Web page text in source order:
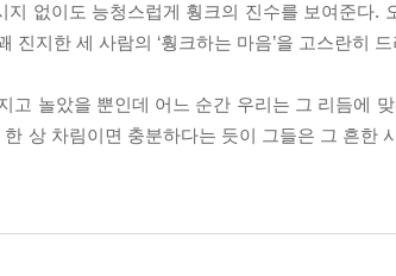
지 없이도 능청스럽게 훵크의 진수를 보여준다.
진지한 세 사람의 ‘훵크하는 마음’을 고스란히
고 놀았을 뿐인데 어느 순간 우리는 그 리듬에
상 차림이면 충분하다는 듯이 그들은 그 흔한